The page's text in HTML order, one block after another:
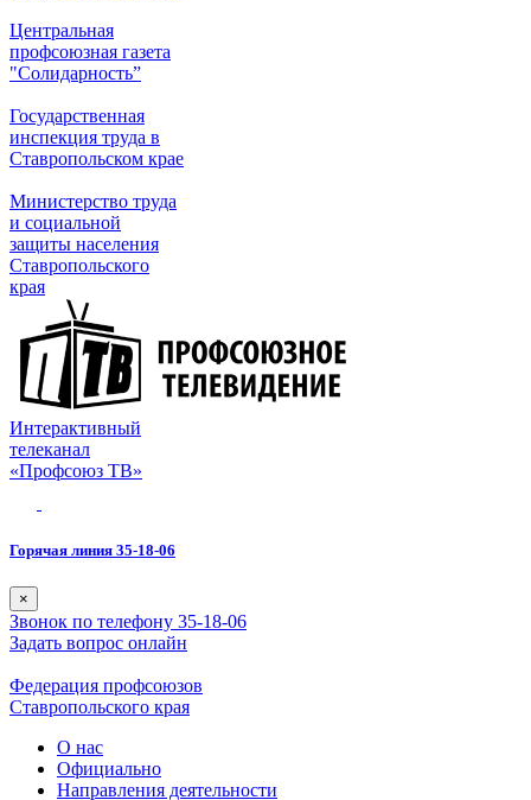
Центральная
профсоюзная газета
"Солидарность”
Государственная
инспекция труда в
Ставропольском крае
Министерство труда
и социальной
защиты населения
Ставропольского
края
Интерактивный
телеканал
«Профсоюз ТВ»
Горячая линия 35-18-06
×
Звонок по телефону 35-18-06
Задать вопрос онлайн
Федерация профсоюзов
Ставропольского края
О нас
Официально
Направления деятельности